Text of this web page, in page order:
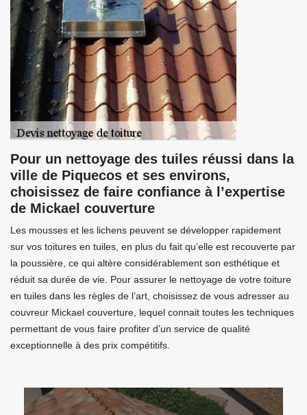
Pour un nettoyage des tuiles réussi dans la
ville de Piquecos et ses environs,
choisissez de faire confiance à l’expertise
de Mickael couverture
Les mousses et les lichens peuvent se développer rapidement
sur vos toitures en tuiles, en plus du fait qu’elle est recouverte par
la poussière, ce qui altère considérablement son esthétique et
réduit sa durée de vie. Pour assurer le nettoyage de votre toiture
en tuiles dans les règles de l’art, choisissez de vous adresser au
couvreur Mickael couverture, lequel connait toutes les techniques
permettant de vous faire profiter d’un service de qualité
exceptionnelle à des prix compétitifs.